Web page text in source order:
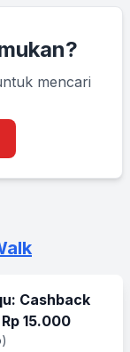
mencari
Cashback
15.000